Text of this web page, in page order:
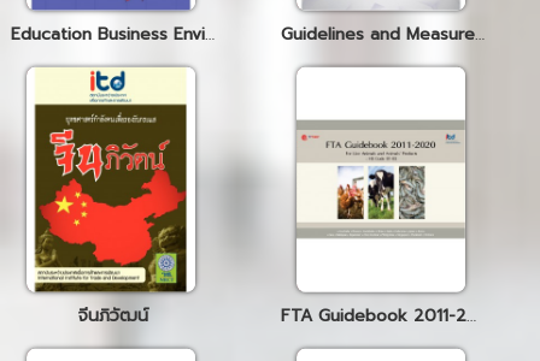
Education Business Environment of the Kingdom of Cambodia, Lao PDR, Myanmar and Vietnam Guidelines and Measures for the Development of Special Economic Zones in the Border Areas of Thailand
จีนภิวัฒน์ FTA Guidebook 2011-2020 Product : HS Code 01-05